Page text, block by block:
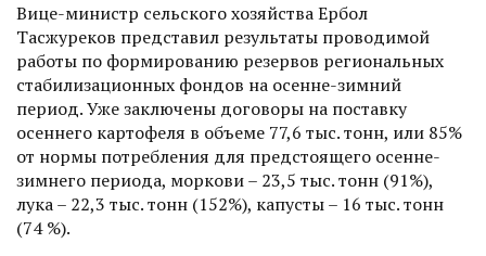
Вице-министр сельского хозяйства Ербол
Тасжуреков представил результаты проводимой
работы по формированию резервов региональных
стабилизационных фондов на осенне-зимний
период. Уже заключены договоры на поставку
осеннего картофеля в объеме 77,6 тыс. тонн, или 85%
от нормы потребления для предстоящего осенне-
зимнего периода, моркови – 23,5 тыс. тонн (91%),
лука – 22,3 тыс. тонн (152%), капусты – 16 тыс. тонн
(74 %).